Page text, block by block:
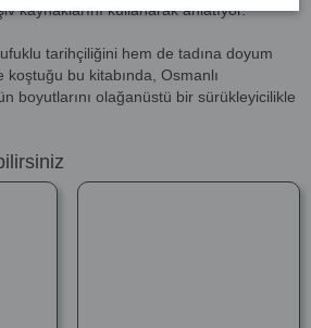
kaynaklarını kullanarak anlatıyor.
tarihçiliğini hem de tadına doyum
bu kitabında, Osmanlı
boyutlarını olağanüstü bir sürükleyicilikle